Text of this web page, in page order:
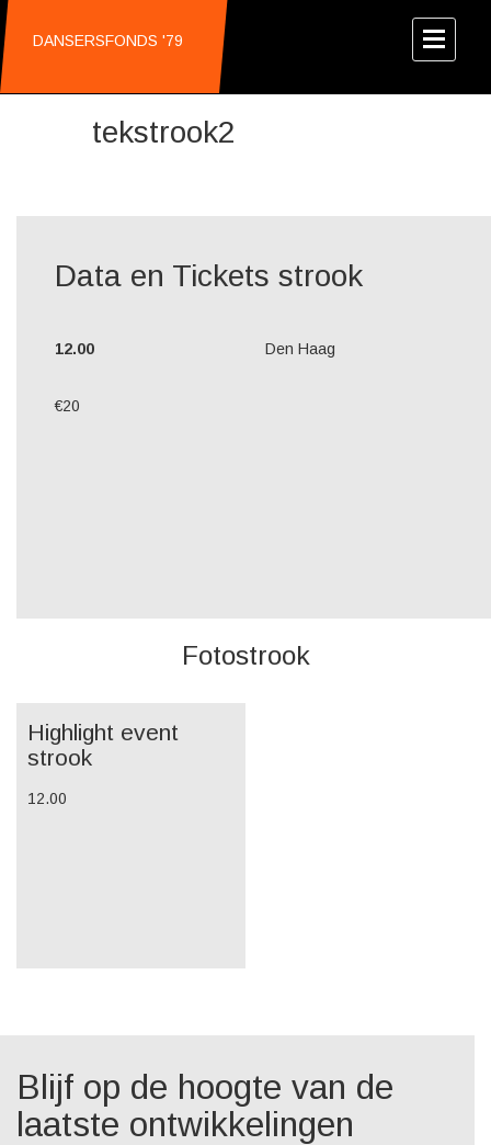
DANSERSFONDS '79
tekstrook2
Data en Tickets strook
12.00 Den Haag
€20
Fotostrook
Highlight event
strook
12.00
Blijf op de hoogte van de
laatste ontwikkelingen